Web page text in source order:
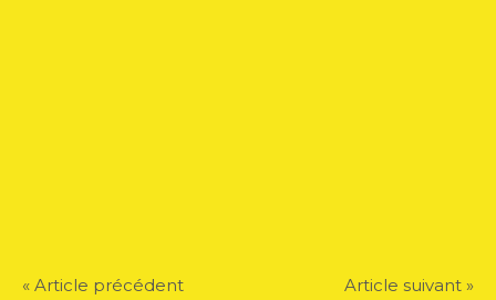
« Article précédent Article suivant »